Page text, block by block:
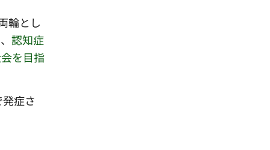
輪とし
認知症
を目指
症さ